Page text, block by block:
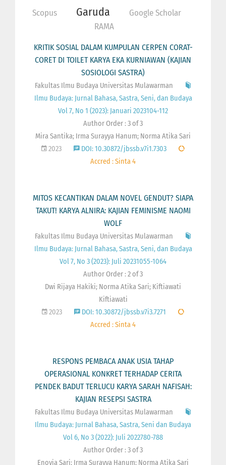
Scopus Garuda
Google Scholar
RAMA
KRITIK SOSIAL DALAM KUMPULAN CERPEN CORAT-
CORET DI TOILET KARYA EKA KURNIAWAN (KAJIAN
SOSIOLOGI SASTRA)
Fakultas Ilmu Budaya Universitas Mulawarman
Ilmu Budaya: Jurnal Bahasa, Sastra, Seni, dan Budaya
Vol 7, No 1 (2023): Januari 2023104-112
Author Order : 3 of 3
Mira Santika; Irma Surayya Hanum; Norma Atika Sari
2023
DOI: 10.30872/jbssb.v7i1.7303
Accred : Sinta 4
MITOS KECANTIKAN DALAM NOVEL GENDUT? SIAPA
TAKUT! KARYA ALNIRA: KAJIAN FEMINISME NAOMI
WOLF
Fakultas Ilmu Budaya Universitas Mulawarman
Ilmu Budaya: Jurnal Bahasa, Sastra, Seni, dan Budaya
Vol 7, No 3 (2023): Juli 20231055-1064
Author Order : 2 of 3
Dwi Rijaya Hakiki; Norma Atika Sari; Kiftiawati
Kiftiawati
2023
DOI: 10.30872/jbssb.v7i3.7271
Accred : Sinta 4
RESPONS PEMBACA ANAK USIA TAHAP
OPERASIONAL KONKRET TERHADAP CERITA
PENDEK BADUT TERLUCU KARYA SARAH NAFISAH:
KAJIAN RESEPSI SASTRA
Fakultas Ilmu Budaya Universitas Mulawarman
Ilmu Budaya: Jurnal Bahasa, Sastra, Seni dan Budaya
Vol 6, No 3 (2022): Juli 2022780-788
Author Order : 3 of 3
Enovia Sari; Irma Surayya Hanum; Norma Atika Sari